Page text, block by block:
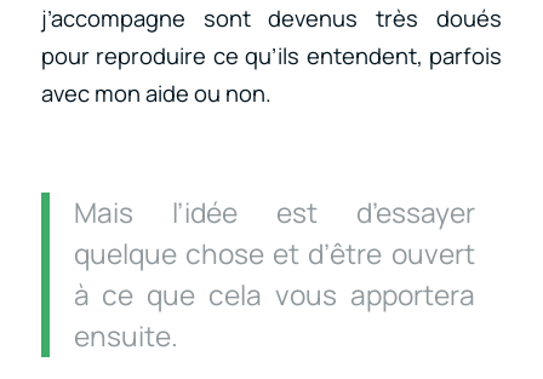
j’accompagne sont devenus très doués
pour reproduire ce qu’ils entendent, parfois
avec mon aide ou non.
Mais l’idée est d’essayer
quelque chose et d’être ouvert
à ce que cela vous apportera
ensuite.